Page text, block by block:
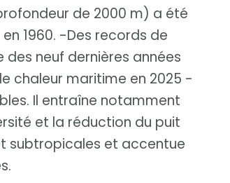
de 2000 m) a été
1960. -Des records de
neuf dernières années
chaleur maritime en 2025 -
Il entraîne notamment
et la réduction du puit
subtropicales et accentue